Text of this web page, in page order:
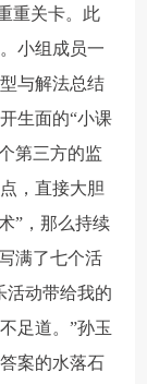
重关卡。此
小组成员一
与解法总结
生面的“小课
第三方的监
，直接大胆
”，那么持续
满了七个活
活动带给我的
足道。”孙玉
案的水落石